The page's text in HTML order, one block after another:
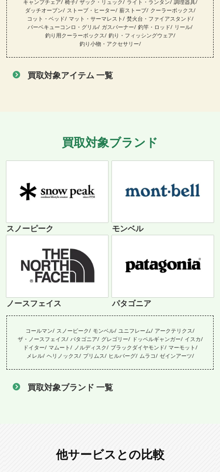
キャンプチェア 椅子 ザック・リュック ライト・ランタン 調理器具
ダッチオーブン
ストーブ・ヒーター 薪ストーブ
クーラーボックス
コット・ベッド
マット・サーマレスト
焚火台・ファイアスタンド
バーベキューコンロ・グリル ガスバーナー 釣竿・ロッド
リール
釣り用クーラーボックス
釣り・フィッシングウェア
釣り小物・アクセサリー
買取対象アイテム 一覧
買取対象ブランド
スノーピーク モンベル
ノースフェイス パタゴニア
コールマン スノーピーク モンベル ユニフレーム
アークテリクス
ザ・ノースフェイス パタゴニア グレゴリー ドッペルギャンガー
イスカ
ドイター
マムート ノルディスク ブラックダイヤモンド
マーモット
メレル ヘリノックス プリムス ヒルバーグ ムラコ ゼインアーツ
買取対象ブランド 一覧
他サービスとの比較